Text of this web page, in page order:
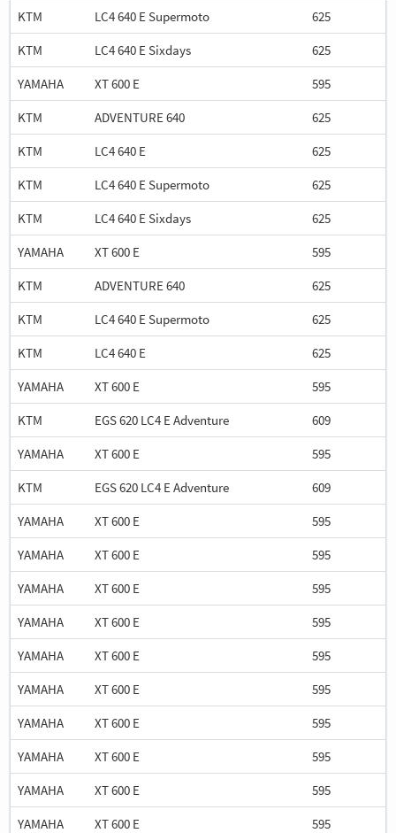
KTM
LC4 640 E Supermoto 625
KTM
LC4 640 E Sixdays 625
YAMAHA
XT 600 E 595
KTM
ADVENTURE 640 625
KTM
LC4 640 E 625
KTM
LC4 640 E Supermoto 625
KTM
LC4 640 E Sixdays 625
YAMAHA
XT 600 E 595
KTM
ADVENTURE 640 625
KTM
LC4 640 E Supermoto 625
KTM
LC4 640 E 625
YAMAHA
XT 600 E 595
KTM
EGS 620 LC4 E Adventure 609
YAMAHA
XT 600 E 595
KTM
EGS 620 LC4 E Adventure 609
YAMAHA
XT 600 E 595
YAMAHA
XT 600 E 595
YAMAHA
XT 600 E 595
YAMAHA
XT 600 E 595
YAMAHA
XT 600 E 595
YAMAHA
XT 600 E 595
YAMAHA
XT 600 E 595
YAMAHA
XT 600 E 595
YAMAHA
XT 600 E 595
YAMAHA
XT 600 E 595